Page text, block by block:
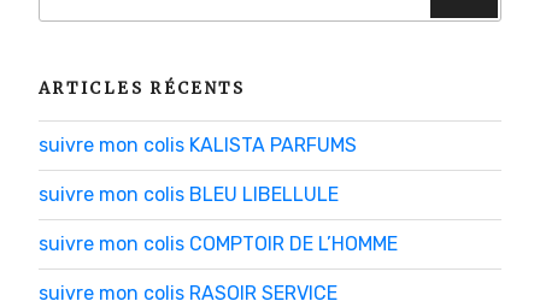
:
ARTICLES RÉCENTS
suivre mon colis KALISTA PARFUMS
suivre mon colis BLEU LIBELLULE
suivre mon colis COMPTOIR DE L’HOMME
suivre mon colis RASOIR SERVICE